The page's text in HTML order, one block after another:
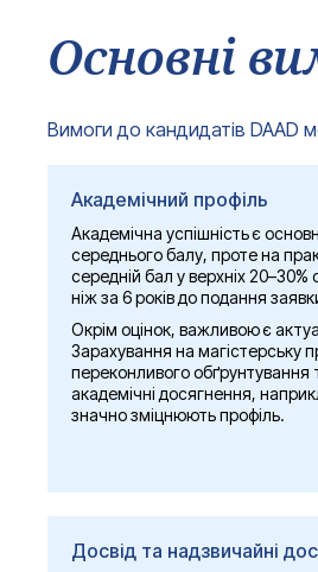
Адміністративна
Важливий нюанс:
допомоги. Тому перед подачею
Основні
Вимоги до кандидатів DAAD
Академічний профіль
Академічна успішність є
середнього балу, проте на
середній бал у верхніх
ніж за 6 років до подання
Окрім оцінок, важливою є
Зарахування на магістерську
переконливого обґрунтування
академічні досягнення,
значно зміцнюють профіль.
Досвід та надзвичайні